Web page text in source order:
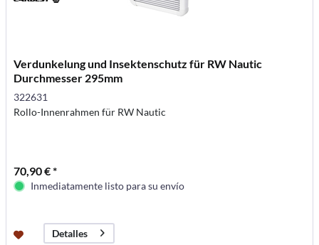
Verdunkelung und Insektenschutz für RW Nautic
Durchmesser 295mm
322631
Rollo-Innenrahmen für RW Nautic
70,90 € *
Inmediatamente listo para su envío
Detalles